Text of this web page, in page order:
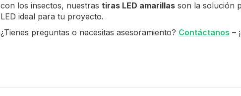
con los insectos, nuestras tiras LED amarillasson la solución
LED ideal para tu proyecto.
¿Tienes preguntas o necesitas asesoramiento? Contáctanos –